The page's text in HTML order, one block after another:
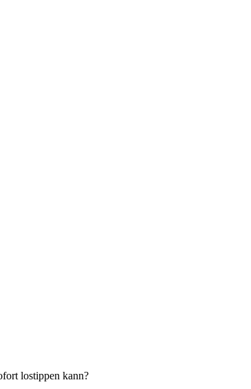
lostippen kann?